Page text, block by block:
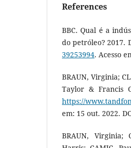
References
BBC. Qual é a
do petróleo? 2017.
39253994. Acesso
BRAUN, Virginia;
Taylor & Francis
https://
em: 15 out. 2022.
BRAUN, Virginia;